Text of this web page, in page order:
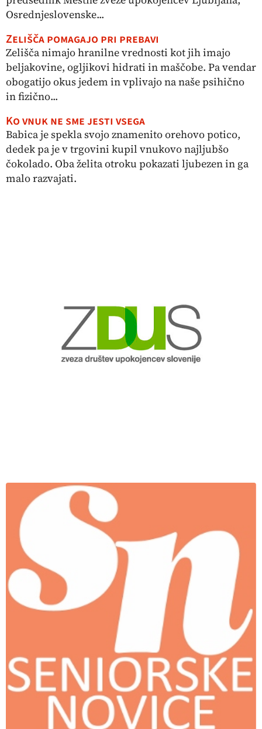
Osrednjeslovenske...
Zelišča pomagajo pri prebavi
Zelišča nimajo hranilne vrednosti kot jih imajo
beljakovine, ogljikovi hidrati in maščobe. Pa vendar
obogatijo okus jedem in vplivajo na naše psihično
in fizično...
Ko vnuk ne sme jesti vsega
Babica je spekla svojo znamenito orehovo potico,
dedek pa je v trgovini kupil vnukovo najljubšo
čokolado. Oba želita otroku pokazati ljubezen in ga
malo razvajati.